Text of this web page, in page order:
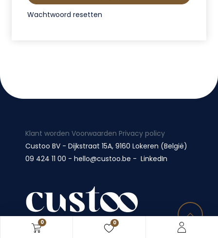
0 0
Wachtwoord resetten
Klant worden Voorwaarden Privacy policy
Custoo BV​ -Dijkstraat 15A, 9160 Lokeren (België)
09 424 11 00 - hello@custoo.be -LinkedIn